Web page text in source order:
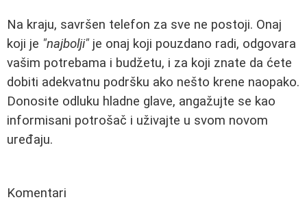
Na kraju, savršen telefon za sve ne postoji. Onaj
koji je "najbolji" je onaj koji pouzdano radi, odgovara
vašim potrebama i budžetu, i za koji znate da ćete
dobiti adekvatnu podršku ako nešto krene naopako.
Donosite odluku hladne glave, angažujte se kao
informisani potrošač i uživajte u svom novom
uređaju.
Komentari